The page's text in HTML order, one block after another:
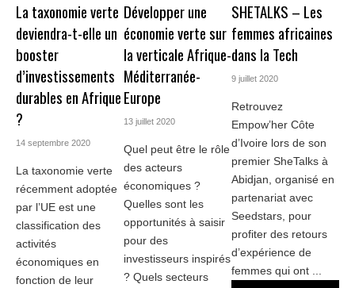
La taxonomie verte
deviendra-t-elle un
booster
d’investissements
durables en Afrique
?
14 septembre 2020
La taxonomie verte
récemment adoptée
par l’UE est une
classification des
activités
économiques en
fonction de leur
Développer une
économie verte sur
la verticale Afrique-
Méditerranée-
Europe
13 juillet 2020
Quel peut être le rôle
des acteurs
économiques ?
Quelles sont les
opportunités à saisir
pour des
investisseurs inspirés
? Quels secteurs
SHETALKS – Les
femmes africaines
dans la Tech
9 juillet 2020
Retrouvez
Empow’her Côte
d’Ivoire lors de son
premier SheTalks à
Abidjan, organisé en
partenariat avec
Seedstars, pour
profiter des retours
d’expérience de
femmes qui ont ...